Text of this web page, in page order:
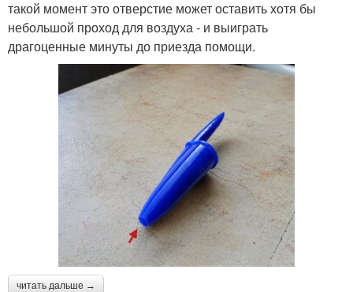
такой момент это отверстие может оставить хотя бы
небольшой проход для воздуха - и выиграть
драгоценные минуты до приезда помощи.
читать дальше →